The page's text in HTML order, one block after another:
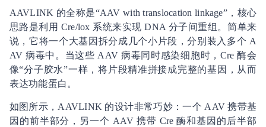
AAVLINK 的全称是“AAV with translocation linkage”，核心
思路是利用 Cre/lox 系统来实现 DNA 分子间重组。简单来
说，它将一个大基因拆分成几个小片段，分别装入多个 A
AV 病毒中。当这些 AAV 病毒同时感染细胞时，Cre 酶会
像“分子胶水”一样，将片段精准拼接成完整的基因，从而
表达功能蛋白。
如图所示，AAVLINK 的设计非常巧妙：一个 AAV 携带基
因的前半部分，另一个 AAV 携带 Cre 酶和基因的后半部